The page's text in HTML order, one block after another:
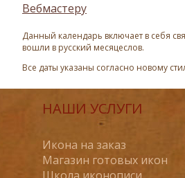
Вебмастеру
Данный календарь включает в себя
вошли в русский месяцеслов.
Все даты указаны согласно новому
НАШИ УСЛУГИ
Икона на заказ
Магазин готовых икон